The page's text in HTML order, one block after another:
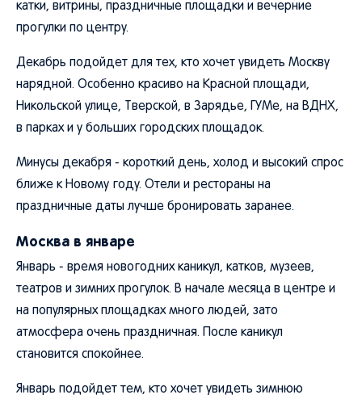
катки, витрины, праздничные площадки и вечерние
прогулки по центру.
Декабрь подойдет для тех, кто хочет увидеть Москву
нарядной. Особенно красиво на Красной площади,
Никольской улице, Тверской, в Зарядье, ГУМе, на ВДНХ,
в парках и у больших городских площадок.
Минусы декабря - короткий день, холод и высокий спрос
ближе к Новому году. Отели и рестораны на
праздничные даты лучше бронировать заранее.
Москва в январе
Январь - время новогодних каникул, катков, музеев,
театров и зимних прогулок. В начале месяца в центре и
на популярных площадках много людей, зато
атмосфера очень праздничная. После каникул
становится спокойнее.
Январь подойдет тем, кто хочет увидеть зимнюю